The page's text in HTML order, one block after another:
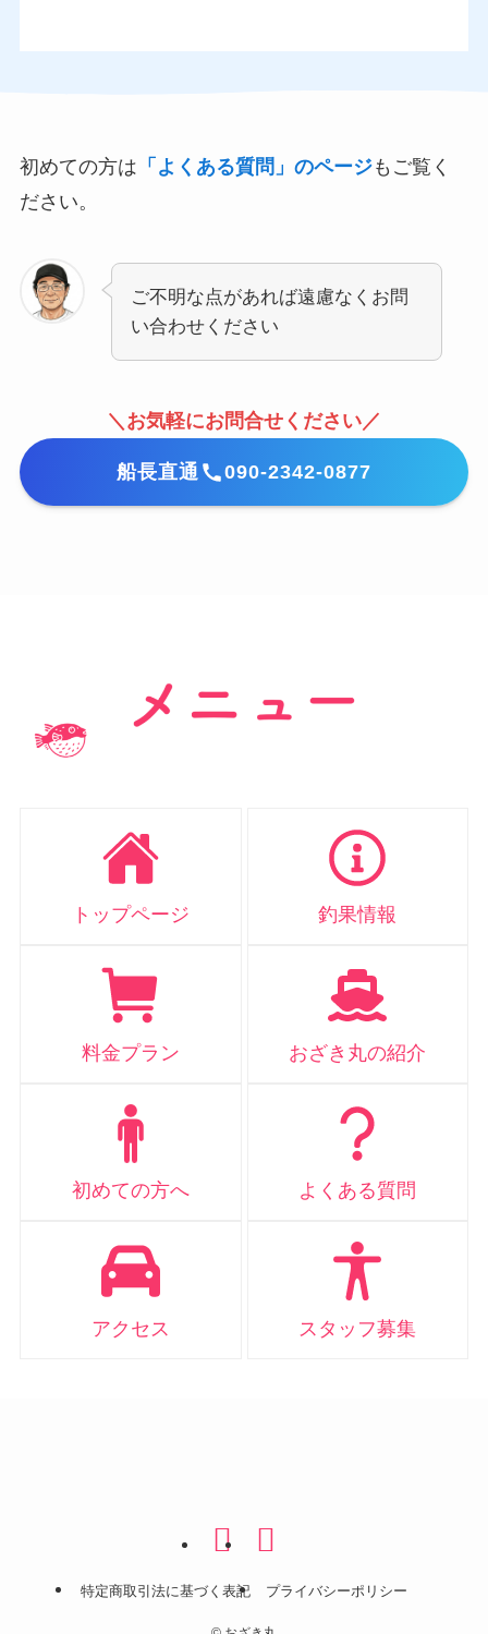
初めての方は 「よくある質問」のページもご覧く
ださい。
ご不明な点があれば遠慮なくお問
い合わせください
＼お気軽にお問合せください／
船長直通 090-2342-0877
トップページ 釣果情報
料金プラン おざき丸の紹介
初めての方へ よくある質問
アクセス スタッフ募集
特定商取引法に基づく表記 プライバシーポリシー